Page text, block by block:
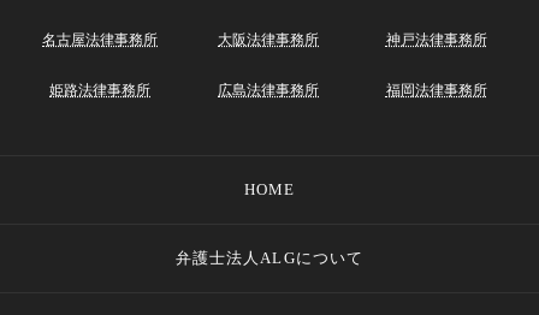
名古屋法律事務所 大阪法律事務所 神戸法律事務所
姫路法律事務所 広島法律事務所 福岡法律事務所
HOME
弁護士法人ALGについて